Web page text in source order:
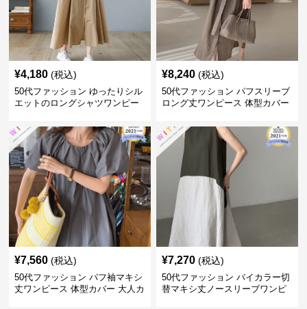
¥4,180 (税込)
50代ファッション ゆったりシル
エットのロングシャツワンピー
¥8,240 (税込)
50代ファッション パフスリーブ
ロング丈ワンピース 体型カバー
¥7,560 (税込)
50代ファッション パフ袖マキシ
丈ワンピース 体型カバー 大人カ
¥7,270 (税込)
50代ファッション バイカラー切
替マキシ丈ノースリーブワンピ